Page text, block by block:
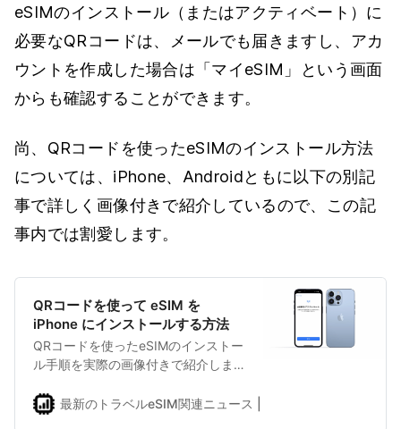
eSIMのインストール（またはアクティベート）に
必要なQRコードは、メールでも届きますし、アカ
ウントを作成した場合は「マイeSIM」という画面
からも確認することができます。
尚、QRコードを使ったeSIMのインストール方法
については、iPhone、Androidともに以下の別記
事で詳しく画像付きで紹介しているので、この記
事内では割愛します。
QRコードを使って eSIM を
iPhone にインストールする方法
QRコードを使ったeSIMのインストー
ル手順を実際の画像付きで紹介しま
最新のトラベルeSIM関連ニュース | eSIMDBブログ